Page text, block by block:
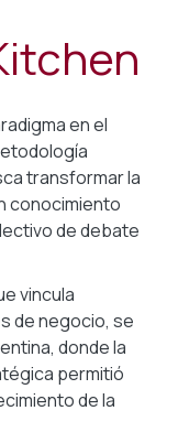
en el
transformar la
conocimiento
de debate
vincula
de negocio, se
donde la
permitió
de la